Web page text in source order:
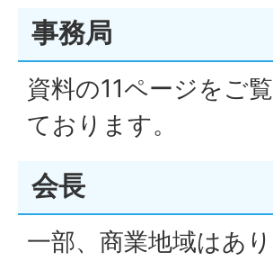
事務局
資料の11ページをご
ております。
会長
一部、商業地域はあ